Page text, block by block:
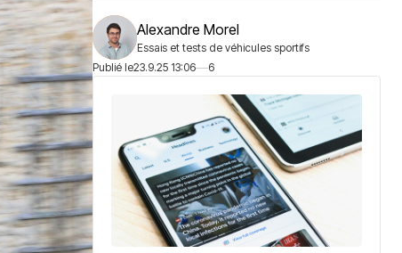
Alexandre Morel
Essais et tests de véhicules sportifs
Publié le23.9.25 13:06 6